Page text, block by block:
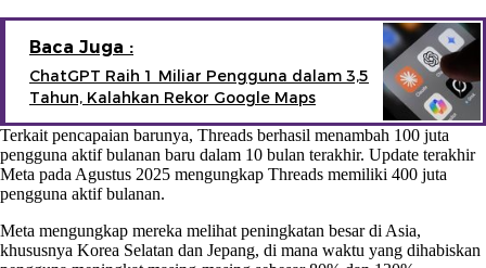
Baca Juga :
ChatGPT Raih 1 Miliar Pengguna dalam 3,5
Tahun, Kalahkan Rekor Google Maps
Terkait pencapaian barunya, Threads berhasil menambah 100 juta
pengguna aktif bulanan baru dalam 10 bulan terakhir. Update terakhir
Meta pada Agustus 2025 mengungkap Threads memiliki 400 juta
pengguna aktif bulanan.
Meta mengungkap mereka melihat peningkatan besar di Asia,
khususnya Korea Selatan dan Jepang, di mana waktu yang dihabiskan